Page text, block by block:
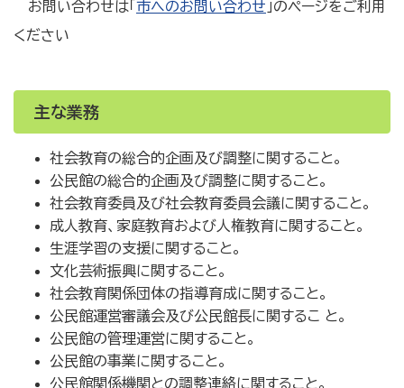
お問い合わせは「 市へのお問い合わせ 」のページをご利用
ください
主な業務
社会教育の総合的企画及び調整に関すること。
公民館の総合的企画及び調整に関すること。
社会教育委員及び社会教育委員会議に関すること。
成人教育、家庭教育および人権教育に関すること。
生涯学習の支援に関すること。
文化芸術振興に関すること。
社会教育関係団体の指導育成に関すること。
公民館運営審議会及び公民館長に関するこ と。
公民館の管理運営に関すること。
公民館の事業に関すること。
公民館関係機関との調整連絡に関すること。